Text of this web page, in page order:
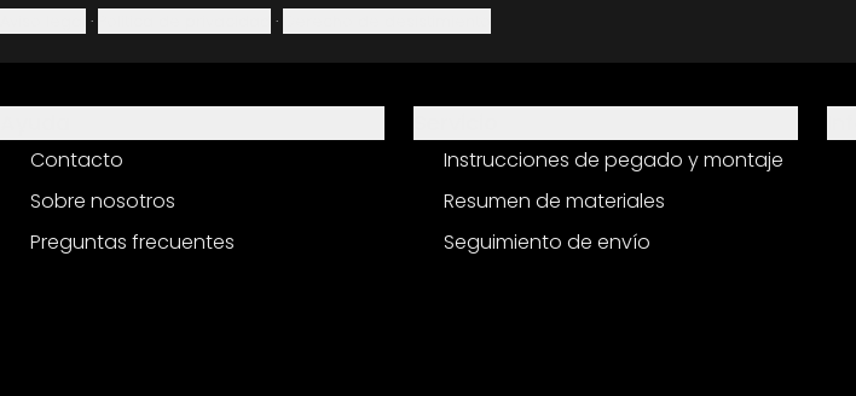
· ·
Contacto
Sobre nosotros
Preguntas frecuentes
Instrucciones de pegado y montaje
Resumen de materiales
Seguimiento de envío